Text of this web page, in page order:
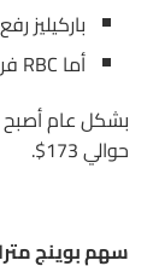
باركيليز رفع
أما RBC فرفع الهدف من 160$ إلى 175$
بشكل عام
حوالي 173$.
سهم بوينج متراجع اليوم